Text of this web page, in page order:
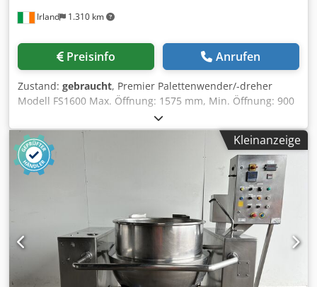
Irland 1.310 km
Preisinfo Anrufen
Zustand: gebraucht, Premier Palettenwender/-dreher
Modell FS1600 Max. Öffnung: 1575 mm, Min. Öffnung: 900
mm Max. Tragkraft: 7.000 kg Abmessungen der Ladetische:
1300 mm x 1250 mm Zykluszeit: 45 Sekunden Wendet
Kartons, Säcke, Fässer, Eimer, Dosen, Glasfläschchen,
Stahlblech und Kunststoff, Toilettenpapier, Gasflaschen,
Supersäcke und Gaylords Bewältigt dank des hohen
Klemmdrucks nahezu jede palettierte Ladung, auch
rutschige oder instabile Güter Cedpfxjwkhnqj Aguoha
Bergt beschädigte Materialien von der Unterseite einer
Ladung Ersetzt Holzpaletten durch Kunststoff-, Aluminium-
oder andere hygienischere Paletten Transfer von
Materialien von einer beschädigten Palette Ändert die
Ausrichtung für Druck und andere allgemeine Zwecke
Kleinanzeige